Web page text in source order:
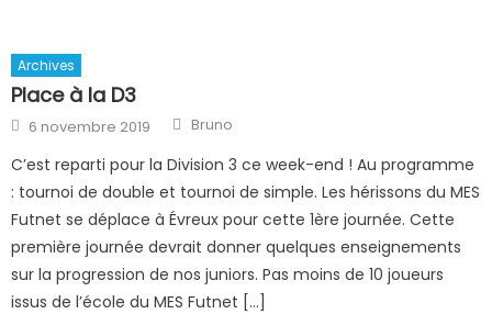
Archives
Place à la D3
Posted
on
6 novembre 2019 Author
Bruno
C’est reparti pour la Division 3 ce week-end ! Au programme
: tournoi de double et tournoi de simple. Les hérissons du MES
Futnet se déplace à Évreux pour cette 1ère journée. Cette
première journée devrait donner quelques enseignements
sur la progression de nos juniors. Pas moins de 10 joueurs
issus de l’école du MES Futnet […]